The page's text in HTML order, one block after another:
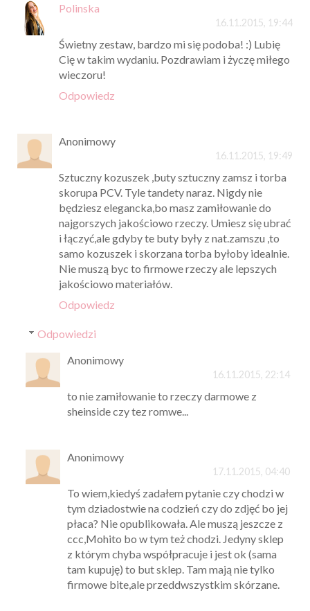
Polinska
16.11.2015, 19:44
Świetny zestaw, bardzo mi się podoba! :) Lubię
Cię w takim wydaniu. Pozdrawiam i życzę miłego
wieczoru!
Odpowiedz
Anonimowy
16.11.2015, 19:49
Sztuczny kozuszek ,buty sztuczny zamsz i torba
skorupa PCV. Tyle tandety naraz. Nigdy nie
będziesz elegancka,bo masz zamiłowanie do
najgorszych jakościowo rzeczy. Umiesz się ubrać
i łączyć,ale gdyby te buty były z nat.zamszu ,to
samo kozuszek i skorzana torba byłoby idealnie.
Nie muszą byc to firmowe rzeczy ale lepszych
jakościowo materiałów.
Odpowiedz
Odpowiedzi
Anonimowy
16.11.2015, 22:14
to nie zamiłowanie to rzeczy darmowe z
sheinside czy tez romwe...
Anonimowy
17.11.2015, 04:40
To wiem,kiedyś zadałem pytanie czy chodzi w
tym dziadostwie na codzień czy do zdjęć bo jej
płaca? Nie opublikowała. Ale muszą jeszcze z
ccc,Mohito bo w tym też chodzi. Jedyny sklep
z którym chyba współpracuje i jest ok (sama
tam kupuję) to but sklep. Tam mają nie tylko
firmowe bite,ale przeddwszystkim skórzane.